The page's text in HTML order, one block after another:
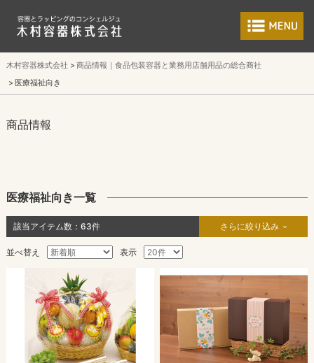
食品包装容器と
木村容器株式会社
商品情報｜食品包装容器と業務用店舗用品の総合商社
医療福祉向き
商品情報
医療福祉向き一覧
該当アイテム数： 63件 さらに絞り込み
並べ替え 表示